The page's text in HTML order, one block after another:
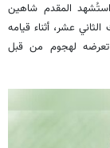
استُشهد المقدم شاهين
عشر، أثناء قيامه
تعرضه لهجوم من قبل